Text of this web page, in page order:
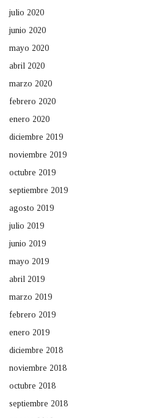
julio 2020
junio 2020
mayo 2020
abril 2020
marzo 2020
febrero 2020
enero 2020
diciembre 2019
noviembre 2019
octubre 2019
septiembre 2019
agosto 2019
julio 2019
junio 2019
mayo 2019
abril 2019
marzo 2019
febrero 2019
enero 2019
diciembre 2018
noviembre 2018
octubre 2018
septiembre 2018